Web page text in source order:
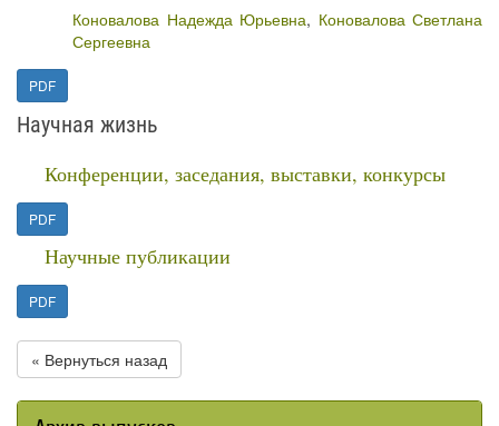
Коновалова Надежда Юрьевна, Коновалова Светлана
Сергеевна
PDF
Научная жизнь
Конференции, заседания, выставки, конкурсы
PDF
Научные публикации
PDF
« Вернуться назад